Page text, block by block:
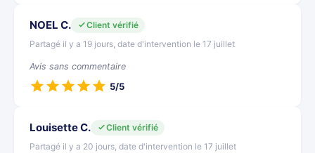
NOEL C.
Client vérifié
Partagé il y a 19 jours, date d'intervention le 17 juillet
Avis sans commentaire
5/5
Louisette C.
Client vérifié
Partagé il y a 20 jours, date d'intervention le 17 juillet